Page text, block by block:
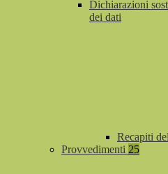
Dichiarazioni
dei dati
Recapiti
Provvedimenti 25